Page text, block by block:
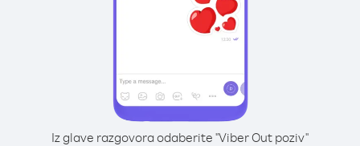
Iz glave razgovora odaberite "Viber Out poziv"